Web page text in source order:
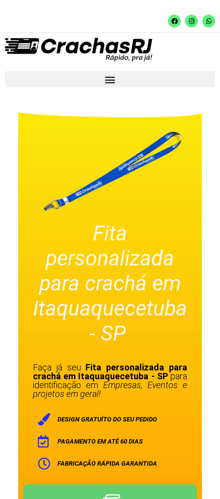
Fita
personalizada
para crachá em
Itaquaquecetuba
- SP
Faça já seu Fita personalizada para
crachá em Itaquaquecetuba - SP para
identificação em Empresas, Eventos e
projetos em geral!
DESIGN GRATUÍTO DO SEU PEDIDO
PAGAMENTO EM ATÉ 60 DIAS
FABRICAÇÃO RÁPIDA GARANTIDA